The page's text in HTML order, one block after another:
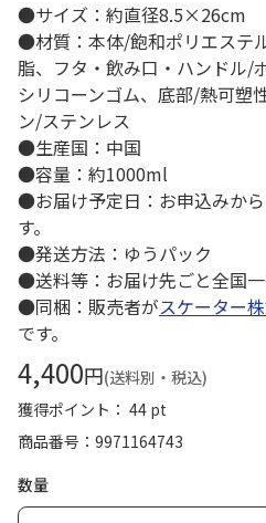
●サイズ：約直径8.5×26cm
●材質：本体/飽和ポリエステ
脂、フタ・飲み口・ハンドル/
シリコーンゴム、底部/熱可塑
ン/ステンレス
●生産国：中国
●容量：約1000ml
●お届け予定日：お申込みか
す。
●発送方法：ゆうパック
●送料等：お届け先ごと全国
●同梱：販売者がスケーター
です。
4,400円(送料別・税込)
獲得ポイント： 44 pt
商品番号
9971164743
数量